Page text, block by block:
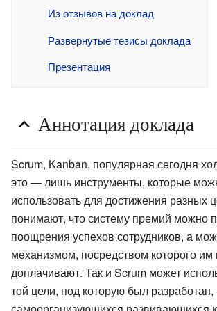
Из отзывов на доклад
Развернутые тезисы доклада
Презентация
Аннотация доклада
Scrum, Kanban, популярная сегодня
это — лишь инструменты, которые
использовать для достижения разных
понимают, что систему премий можно
поощрения успехов сотрудников, а
механизмом, посредством которого им
доплачивают. Так и Scrum может
той цели, под которую был